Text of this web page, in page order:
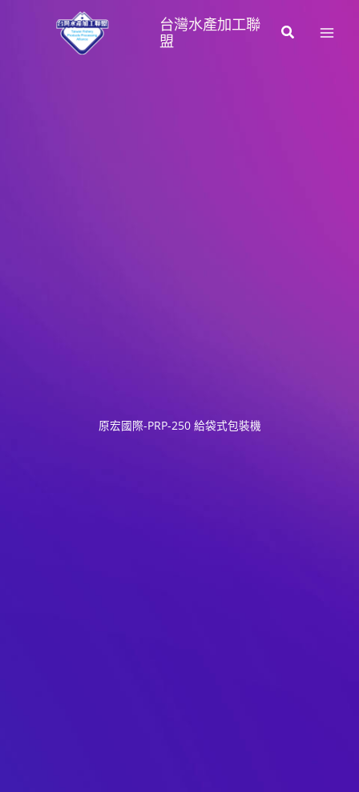
台灣水產加工聯
盟
搜
原宏國際-PRP-250 給袋式包裝機